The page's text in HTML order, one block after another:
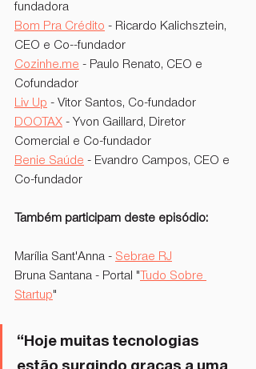
fundadora
Bom Pra Crédito - Ricardo Kalichsztein,
CEO e Co--fundador
Cozinhe.me - Paulo Renato, CEO e
Cofundador
Liv Up - Vitor Santos, Co-fundador
DOOTAX - Yvon Gaillard, Diretor
Comercial e Co-fundador
Benie Saúde - Evandro Campos, CEO e
Co-fundador
Também participam deste episódio:
Marília Sant'Anna - Sebrae RJ
Bruna Santana - Portal " Tudo Sobre
Startup"
“Hoje muitas tecnologias
estão surgindo graças a uma